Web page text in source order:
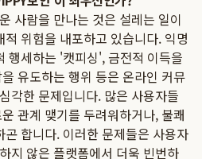
사람을 만나는 것은 설레는 일이
위험을 내포하고 있습니다. 익명
행세하는 '캣피싱', 금전적 이득을
유도하는 행위 등은 온라인 커뮤
각한 문제입니다. 많은 사용자들
관계 맺기를 두려워하거나, 불쾌
합니다. 이러한 문제들은 사용자
지 않은 플랫폼에서 더욱 빈번하